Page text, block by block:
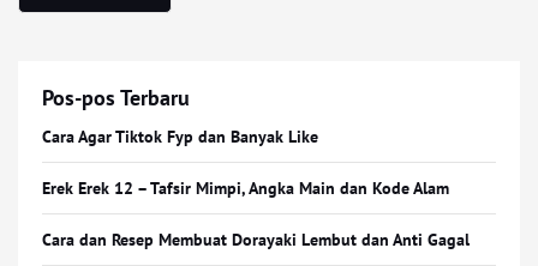
Pos-pos Terbaru
Cara Agar Tiktok Fyp dan Banyak Like
Erek Erek 12 – Tafsir Mimpi, Angka Main dan Kode Alam
Cara dan Resep Membuat Dorayaki Lembut dan Anti Gagal